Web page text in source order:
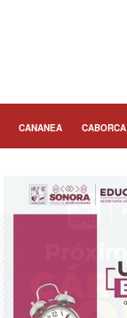
CANANEA CABORCA